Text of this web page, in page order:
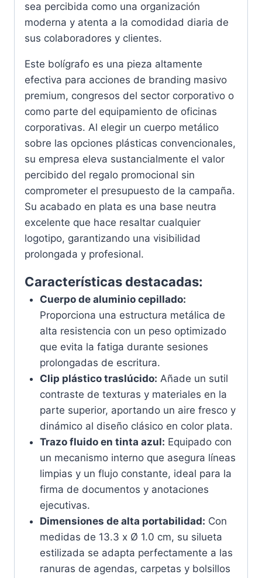
sea percibida como una organización
moderna y atenta a la comodidad diaria de
sus colaboradores y clientes.
Este bolígrafo es una pieza altamente
efectiva para acciones de branding masivo
premium, congresos del sector corporativo o
como parte del equipamiento de oficinas
corporativas. Al elegir un cuerpo metálico
sobre las opciones plásticas convencionales,
su empresa eleva sustancialmente el valor
percibido del regalo promocional sin
comprometer el presupuesto de la campaña.
Su acabado en plata es una base neutra
excelente que hace resaltar cualquier
logotipo, garantizando una visibilidad
prolongada y profesional.
Características destacadas:
Cuerpo de aluminio cepillado:
Proporciona una estructura metálica de
alta resistencia con un peso optimizado
que evita la fatiga durante sesiones
prolongadas de escritura.
Clip plástico traslúcido: Añade un sutil
contraste de texturas y materiales en la
parte superior, aportando un aire fresco y
dinámico al diseño clásico en color plata.
Trazo fluido en tinta azul: Equipado con
un mecanismo interno que asegura líneas
limpias y un flujo constante, ideal para la
firma de documentos y anotaciones
ejecutivas.
Dimensiones de alta portabilidad: Con
medidas de 13.3 x Ø 1.0 cm, su silueta
estilizada se adapta perfectamente a las
ranuras de agendas, carpetas y bolsillos